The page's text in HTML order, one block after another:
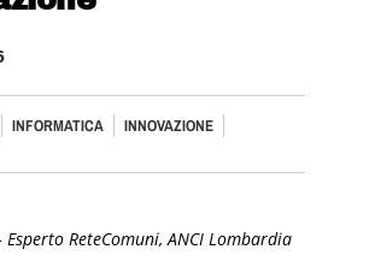
INFORMATICA
INNOVAZIONE
ReteComuni, ANCI Lombardia